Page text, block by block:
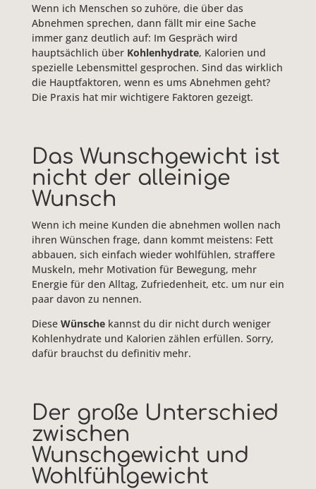
Wenn ich Menschen so zuhöre, die über das
Abnehmen sprechen, dann fällt mir eine Sache
immer ganz deutlich auf: Im Gespräch wird
hauptsächlich über Kohlenhydrate, Kalorien und
spezielle Lebensmittel gesprochen. Sind das wirklich
die Hauptfaktoren, wenn es ums Abnehmen geht?
Die Praxis hat mir wichtigere Faktoren gezeigt.
Das Wunschgewicht ist
nicht der alleinige
Wunsch
Wenn ich meine Kunden die abnehmen wollen nach
ihren Wünschen frage, dann kommt meistens: Fett
abbauen, sich einfach wieder wohlfühlen, straffere
Muskeln, mehr Motivation für Bewegung, mehr
Energie für den Alltag, Zufriedenheit, etc. um nur ein
paar davon zu nennen.
Diese Wünschekannst du dir nicht durch weniger
Kohlenhydrate und Kalorien zählen erfüllen. Sorry,
dafür brauchst du definitiv mehr.
Der große Unterschied
zwischen
Wunschgewicht und
Wohlfühlgewicht